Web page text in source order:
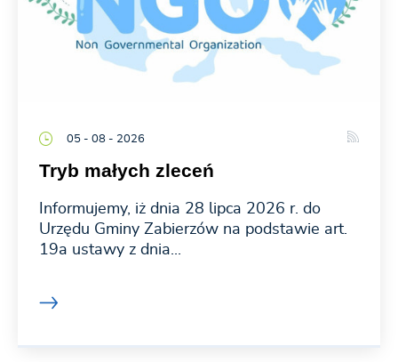
05 - 08 - 2026
Tryb małych zleceń
Informujemy, iż dnia 28 lipca 2026 r. do
Urzędu Gminy Zabierzów na podstawie art.
19a ustawy z dnia...